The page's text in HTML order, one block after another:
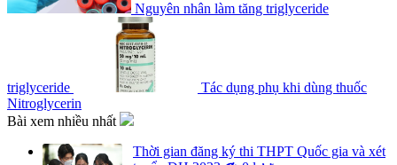
Nguyên nhân làm tăng triglyceride
triglyceride
Tác dụng phụ khi dùng thuốc
Nitroglycerin
Bài xem nhiều nhất
Thời gian đăng ký thi THPT Quốc gia và xét